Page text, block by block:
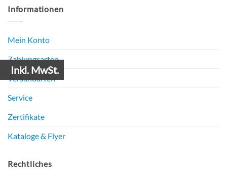
Inkl. MwSt.
Informationen
Mein Konto
Zahlungsarten
Versandarten
Service
Zertifikate
Kataloge & Flyer
Rechtliches